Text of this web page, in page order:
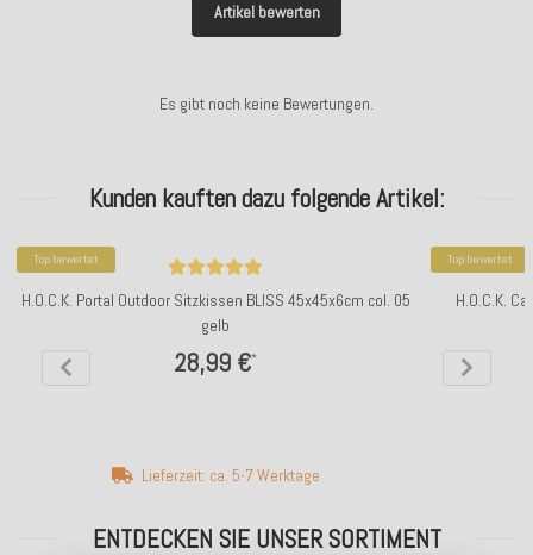
Artikel bewerten
Es gibt noch keine Bewertungen.
Kunden kauften dazu folgende Artikel:
Top bewertet
H.O.C.K. Portal Outdoor Sitzkissen BLISS 45x45x6cm col. 05
gelb
28,99 €*
Lieferzeit: ca. 5-7 Werktage
Top bewertet
H.O.C.K.
ENTDECKEN SIE UNSER SORTIMENT